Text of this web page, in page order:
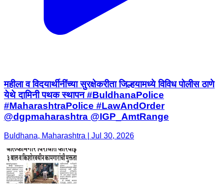
महीला व विदयार्थीनींच्या सुरक्षेकरीता जिल्हयामध्ये विविध पोलीस ठाणे
येथे दामिनी पथक स्थापन #BuldhanaPolice
#MaharashtraPolice #LawAndOrder
@dgpmaharashtra @IGP_AmtRange
Buldhana, Maharashtra | Jul 30, 2026